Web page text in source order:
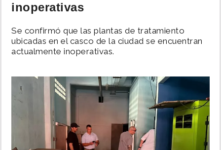
POLÍTICA
DEPORTES
inoperativas
Se confirmó que las plantas de tratamiento
ubicadas en el casco de la ciudad se encuentran
actualmente inoperativas.